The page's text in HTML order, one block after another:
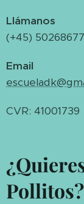
Llámanos
(+45) 50268677
Email
CVR: 41001739
Pollitos?